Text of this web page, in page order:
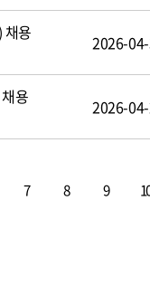
채용
2026-
용
2026-
7 8 9 10